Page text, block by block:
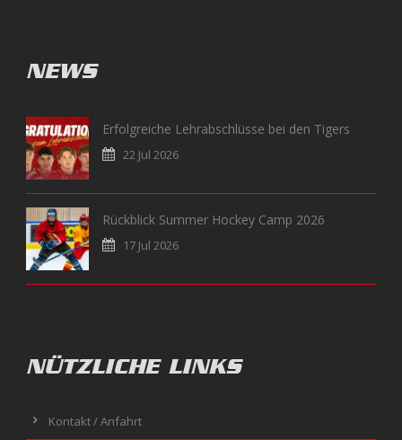
NEWS
Erfolgreiche Lehrabschlüsse bei den Tigers
22 Jul 2026
Rückblick Summer Hockey Camp 2026
17 Jul 2026
NÜTZLICHE LINKS
Kontakt / Anfahrt